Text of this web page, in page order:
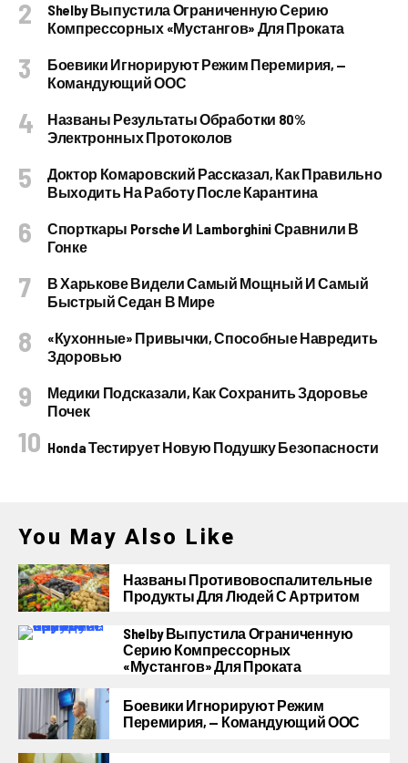
Shelby Выпустила Ограниченную Серию
Компрессорных «Мустангов» Для Проката
Боевики Игнорируют Режим Перемирия, —
Командующий ООС
Названы Результаты Обработки 80%
Электронных Протоколов
Доктор Комаровский Рассказал, Как Правильно
Выходить На Работу После Карантина
Спорткары Porsche И Lamborghini Сравнили В
Гонке
В Харькове Видели Самый Мощный И Самый
Быстрый Седан В Мире
«Кухонные» Привычки, Способные Навредить
Здоровью
Медики Подсказали, Как Сохранить Здоровье
Почек
Honda Тестирует Новую Подушку Безопасности
You May Also Like
Названы Противовоспалительные
Продукты Для Людей С Артритом
Shelby Выпустила Ограниченную
Серию Компрессорных
«Мустангов» Для Проката
Боевики Игнорируют Режим
Перемирия, — Командующий ООС